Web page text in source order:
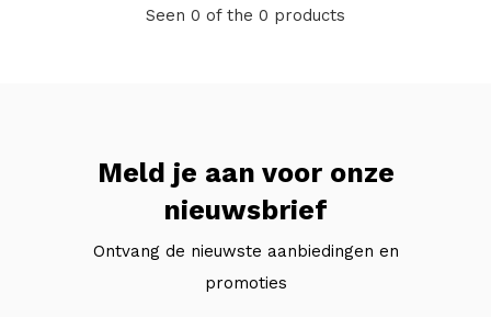
Seen 0 of the 0 products
Meld je aan voor onze
nieuwsbrief
Ontvang de nieuwste aanbiedingen en
promoties